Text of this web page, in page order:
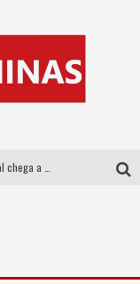
Yan traz a turnê nacional do PagodYANdo para Belo Horizonte